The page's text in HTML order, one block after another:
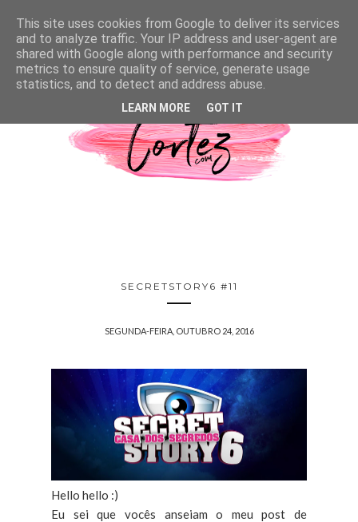
SECRETSTORY6 #11
SEGUNDA-FEIRA, OUTUBRO 24, 2016
Hello hello :)
Eu sei que vocês anseiam o meu post de
This site uses cookies from Google to deliver its services
and to analyze traffic. Your IP address and user-agent are
shared with Google along with performance and security
metrics to ensure quality of service, generate usage
statistics, and to detect and address abuse.
LEARN MORE GOT IT